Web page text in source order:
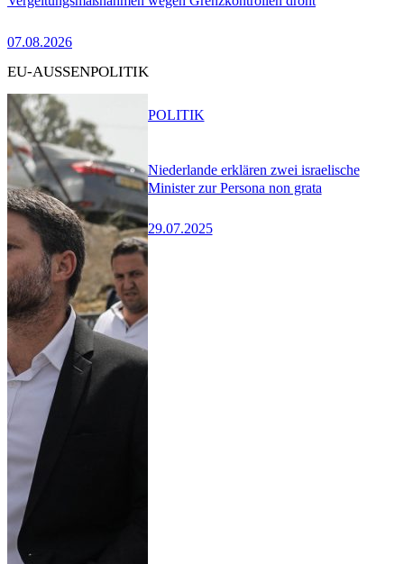
07.08.2026
EU-AUSSENPOLITIK
Niederlande erklären zwei israelische
Minister zur Persona non grata
29.07.2025
POLITIK